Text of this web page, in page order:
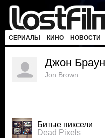
СЕРИАЛЫ КИНО НОВОСТИ
Джон Браун
Jon Brown
Битые пиксели
Dead Pixels